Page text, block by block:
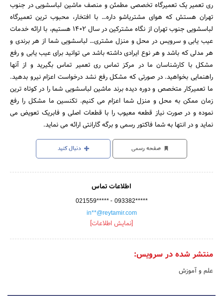
ری تعمیر یک تعمیرگاه تخصصی مطمئن و منصف ماشین لباسشویی در جنوب
تهران هستش که هوای مشتریاشو داره… با افتخار، محبوب ترین تعمیرگاه
لباسشویی جنوب تهران از نگاه مشترکین در سال ۱۴۰۲ هستیم، با ارائه خدمات
عیب یابی و سرویس در محل و منزل مشتری… لباسشویی شما از هر برندی و
هر مدلی که باشد و هر نوع ایرادی داشته باشد می توانید برای عیب یابی و رفع
مشکل با کارشناسان ما در مرکز تماس ری تعمیر تماس بگیرید و از آنها
راهنمایی بخواهید. در صورتی که مشکل رفع نشد درخواست اعزام نیرو بدهید.
ما تعمیرکار متخصص و دوره دیده برند ماشین لباسشویی شما را در کوتاه ترین
زمان ممکن به محل و منزل شما اعزام می کنیم. تکنسین ما مشکل را رفع
نموده و در صورت نیاز قطعه معیوب را با قطعات اصلی و فابریک تعویض می
نماید و در انتها به شما فاکتور رسمی و برگه گارانتی ارائه می نماید.
صفحه رسمی دنبال کنید
اطلاعات تماس
021559***** - 093382*****
in**@reytamir.com
[نمایش اطلاعات]
منتشر شده در سرویس:
علم و آموزش